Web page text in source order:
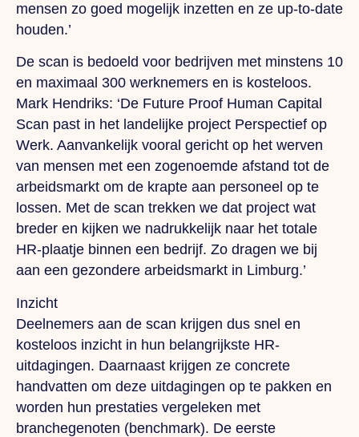
mensen zo goed mogelijk inzetten en ze up-to-date
houden.’
De scan is bedoeld voor bedrijven met minstens 10
en maximaal 300 werknemers en is kosteloos.
Mark Hendriks: ‘De Future Proof Human Capital
Scan past in het landelijke project Perspectief op
Werk. Aanvankelijk vooral gericht op het werven
van mensen met een zogenoemde afstand tot de
arbeidsmarkt om de krapte aan personeel op te
lossen. Met de scan trekken we dat project wat
breder en kijken we nadrukkelijk naar het totale
HR-plaatje binnen een bedrijf. Zo dragen we bij
aan een gezondere arbeidsmarkt in Limburg.’
Inzicht
Deelnemers aan de scan krijgen dus snel en
kosteloos inzicht in hun belangrijkste HR-
uitdagingen. Daarnaast krijgen ze concrete
handvatten om deze uitdagingen op te pakken en
worden hun prestaties vergeleken met
branchegenoten (benchmark). De eerste